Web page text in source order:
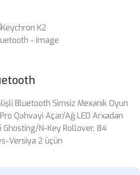
Bluetooth Simsiz Mexanik Oyun
Qəhvəyi Açar/Ağ LED Arxadan
Ghosting/N-Key Rollover, 84
Versiya 2 üçün